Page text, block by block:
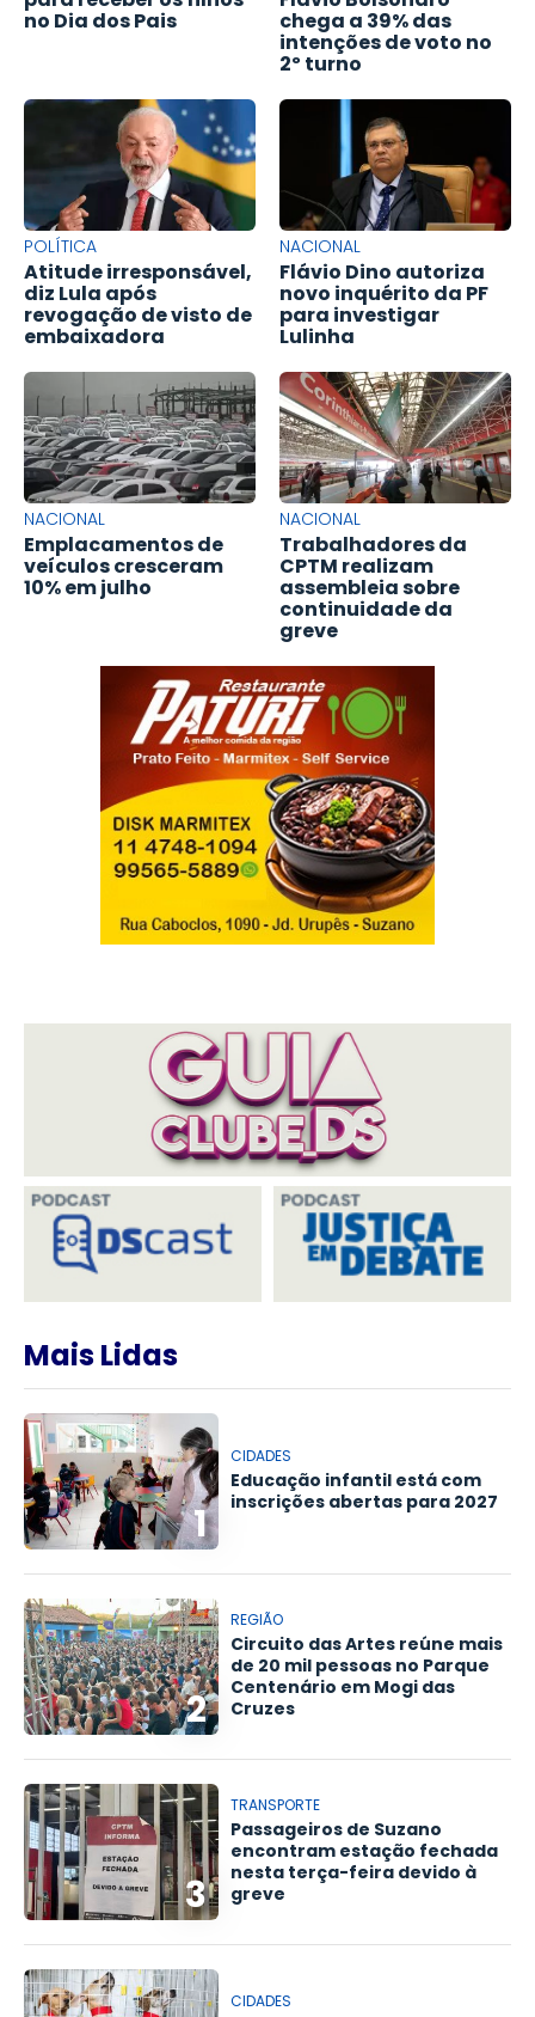
no Dia dos Pais chega a 39% das
intenções de voto no
2º turno
POLÍTICA
Atitude irresponsável,
diz Lula após
revogação de visto de
embaixadora
NACIONAL
Flávio Dino autoriza
novo inquérito da PF
para investigar
Lulinha
NACIONAL
Emplacamentos de
veículos cresceram
10% em julho
NACIONAL
Trabalhadores da
CPTM realizam
assembleia sobre
continuidade da
greve
Mais Lidas
1
CIDADES
Educação infantil está com
inscrições abertas para 2027
2
REGIÃO
Circuito das Artes reúne mais
de 20 mil pessoas no Parque
Centenário em Mogi das
Cruzes
3
TRANSPORTE
Passageiros de Suzano
encontram estação fechada
nesta terça-feira devido à
greve
CIDADES